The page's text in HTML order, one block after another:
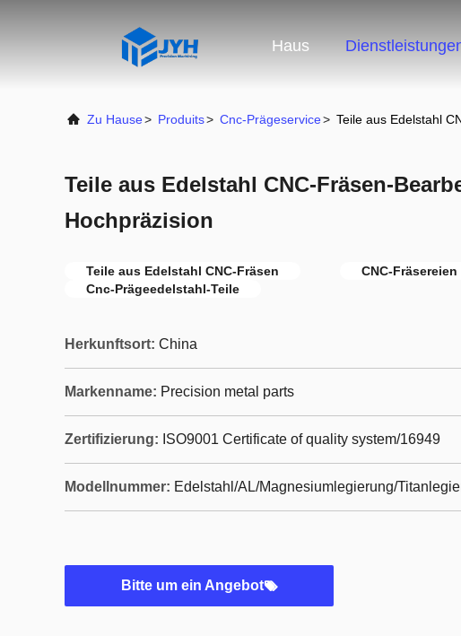
Haus
Zu Hause> Produits> Cnc-Prägeservice> Teile aus Edelstahl
Teile aus Edelstahl CNC-Fräsen-
Hochpräzision
Teile aus Edelstahl CNC-Fräsen
CNC-Fräsereien
Cnc-Prägeedelstahl-Teile
Herkunftsort: China
Markenname: Precision metal parts
Zertifizierung: ISO9001 Certificate of quality system/16949
Modellnummer: Edelstahl/AL/Magnesiumlegierung/
Bitte um ein Angebot